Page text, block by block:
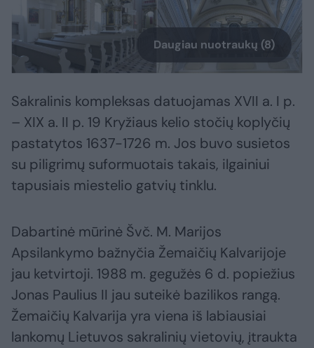
Daugiau nuotraukų (8)
Sakralinis kompleksas datuojamas XVII a. I p.
– XIX a. II p. 19 Kryžiaus kelio stočių koplyčių
pastatytos 1637-1726 m. Jos buvo susietos
su piligrimų suformuotais takais, ilgainiui
tapusiais miestelio gatvių tinklu.
Dabartinė mūrinė Švč. M. Marijos
Apsilankymo bažnyčia Žemaičių Kalvarijoje
jau ketvirtoji. 1988 m. gegužės 6 d. popiežius
Jonas Paulius II jau suteikė bazilikos rangą.
Žemaičių Kalvarija yra viena iš labiausiai
lankomų Lietuvos sakralinių vietovių, įtraukta